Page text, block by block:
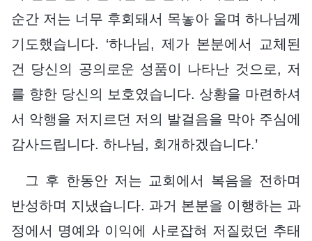
순간 저는 너무 후회돼서 목놓아 울며 하나님께
기도했습니다. ‘하나님, 제가 본분에서 교체된
건 당신의 공의로운 성품이 나타난 것으로, 저
를 향한 당신의 보호였습니다. 상황을 마련하셔
서 악행을 저지르던 저의 발걸음을 막아 주심에
감사드립니다. 하나님, 회개하겠습니다.’
그 후 한동안 저는 교회에서 복음을 전하며
반성하며 지냈습니다. 과거 본분을 이행하는 과
정에서 명예와 이익에 사로잡혀 저질렀던 추태